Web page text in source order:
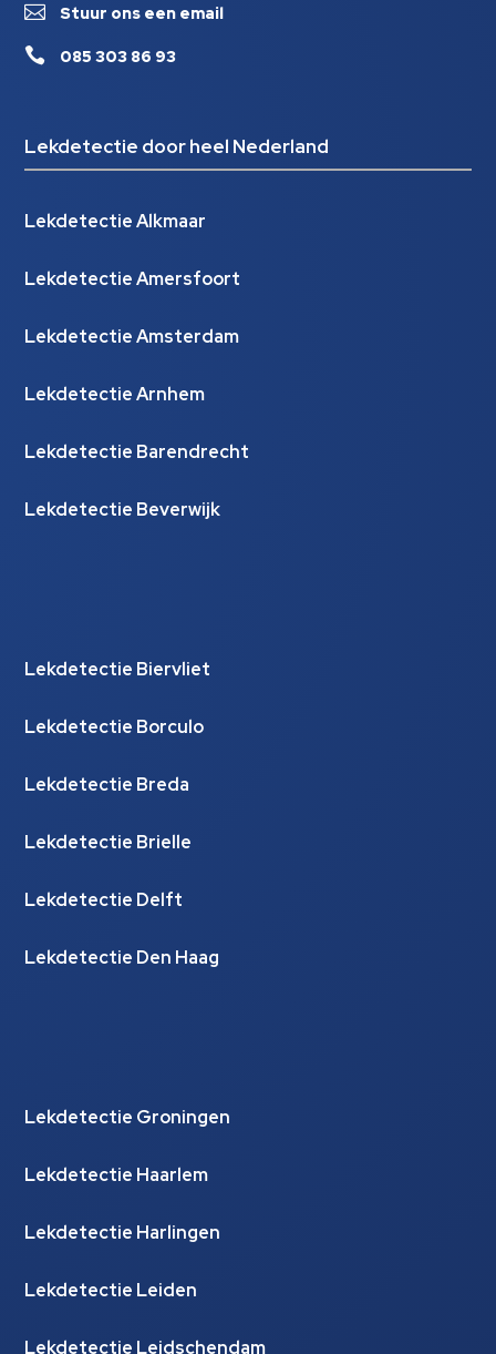
 Stuur ons een email
 085 303 86 93
Lekdetectie door heel Nederland
Lekdetectie Alkmaar
Lekdetectie Amersfoort
Lekdetectie Amsterdam
Lekdetectie Arnhem
Lekdetectie Barendrecht
Lekdetectie Beverwijk
Lekdetectie Biervliet
Lekdetectie Borculo
Lekdetectie Breda
Lekdetectie Brielle
Lekdetectie Delft
Lekdetectie Den Haag
Lekdetectie Groningen
Lekdetectie Haarlem
Lekdetectie Harlingen
Lekdetectie Leiden
Lekdetectie Leidschendam